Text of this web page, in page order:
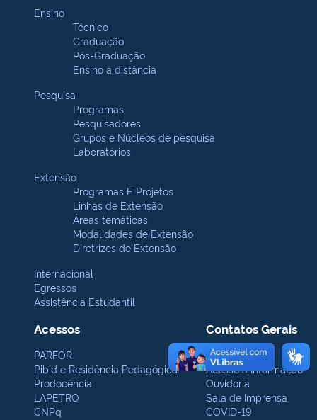
Ensino
Técnico
Graduação
Pós-Graduação
Ensino a distância
Pesquisa
Programas
Pesquisadores
Grupos e Núcleos de pesquisa
Laboratórios
Extensão
Programas E Projetos
Linhas de Extensão
Áreas temáticas
Modalidades de Extensão
Diretrizes de Extensão
Internacional
Egressos
Assistência Estudantil
Acessos
PARFOR
Pibid e Residência Pedagógica
Prodocência
LAPETRO
CNPq
Contatos Gerais
Protocolo
Acesso à Informação
Ouvidoria
Sala de Imprensa
COVID-19